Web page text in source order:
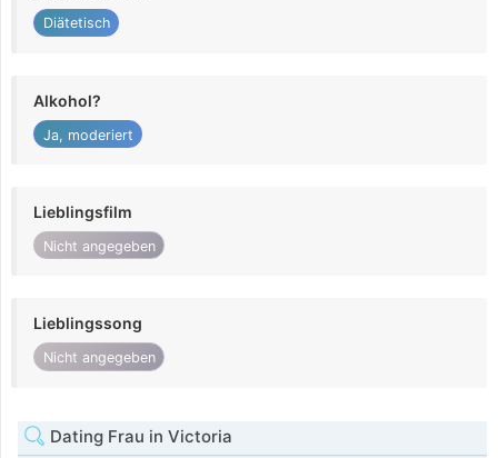
Diätetisch
Alkohol?
Ja, moderiert
Lieblingsfilm
Nicht angegeben
Lieblingssong
Nicht angegeben
Dating Frau in Victoria